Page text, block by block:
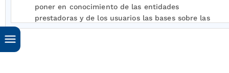
poner en conocimiento de las entidades
prestadoras y de los usuarios las bases sobre las
cuales efectuará el estudio para determinar las